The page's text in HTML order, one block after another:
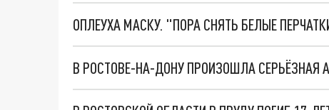
ОПЛЕУХА МАСКУ. "ПОРА СНЯТЬ БЕЛЫЕ
В РОСТОВЕ-НА-ДОНУ ПРОИЗОШЛА СЕРЬЁЗНАЯ